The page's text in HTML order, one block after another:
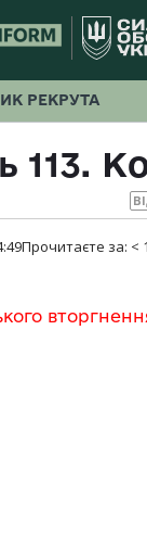
РЕКРУТА
113.
Прочитаєте за: < 1